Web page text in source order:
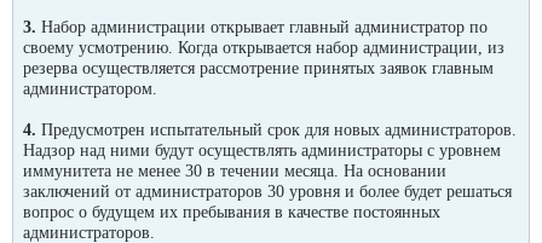
3. Набор администрации открывает главный администратор по
своему усмотрению. Когда открывается набор администрации , из
резерва осуществляется рассмотрение принятых заявок главным
администратором.
4. Предусмотрен испытательный срок для новых администраторов.
Надзор над ними будут осуществлять администраторы с уровнем
иммунитета не менее 30 в течении месяца. На основании
заключений от администраторов 30 уровня и более будет решаться
вопрос о будущем их пребывания в качестве постоянных
администраторов.